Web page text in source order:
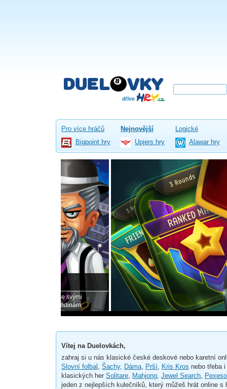
Pro více hráčů Nejnovější
Logické
Bigpoint hry
Upjers hry Alawar hry
Nový
Hra, která tě
komunitě
Vítej na Duelovkách,
zahraj si u nás klasické české deskové nebo karetní
Slovní folbal
Šachy, Dáma Prší Kris Kros nebo třeba i
klasických her Solitare Mahjong Jewel Search
Pexeso
jeden z nejlepších kulečníků, který můžeš hrát online